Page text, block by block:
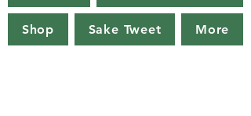
Shop Sake Tweet More